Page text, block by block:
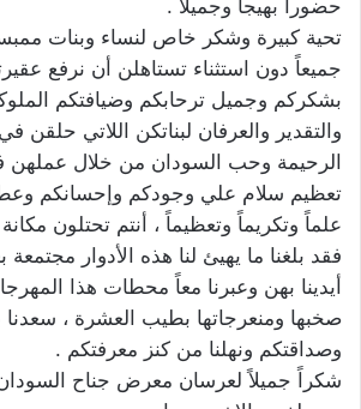
حضوراً بهيجاً وجميلاً .
تحية كبيرة وشكر خاص لنساء وبنات
جميعاً دون استثناء تستاهلن أن نرفع
بشكركم وجميل ترحابكم وضيافتكم
والتقدير والعرفان لبناتكن اللاتي حلقن
الرحيمة وحب السودان من خلال
تعظيم سلام علي وجودكم وإحسانكم
علماً وتكريماً وتعظيماً ، أنتم تحتلون
فقد بلغنا ما يهيئ لنا هذه الأدوار
أيدينا بهن وعبرنا معاً محطات هذا
صخبها ومنعرجاتها بطيب العشرة ، سعدنا
وصداقتكم ونهلنا من كنز معرفتكم .
شكراً جميلاً لعرسان معرض جناح السودان